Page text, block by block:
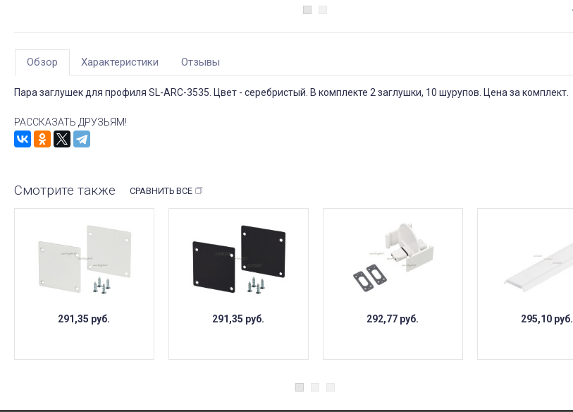
Обзор Характеристики Отзывы
Пара заглушек для профиля SL-ARC-3535. Цвет - серебристый. В комплекте 2 заглушки, 10 шурупов. Цена за комплект.
РАССКАЗАТЬ ДРУЗЬЯМ!
Смотрите также СРАВНИТЬ ВСЕ
291,35 руб. 291,35 руб. 292,77 руб. 295,10 руб.